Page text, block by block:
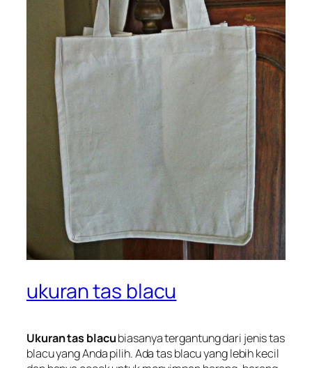
ukuran tas blacu
Ukuran tas blacubiasanya tergantung dari jenis tas
blacu yang Anda pilih. Ada tas blacu yang lebih kecil